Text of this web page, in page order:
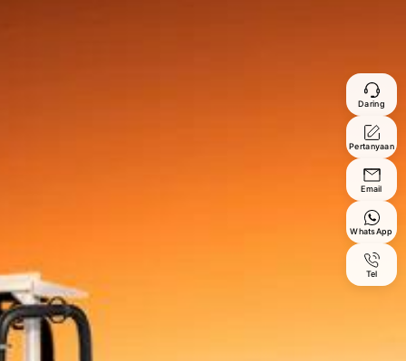
Daring
Pertanyaan
Email
WhatsApp
Tel